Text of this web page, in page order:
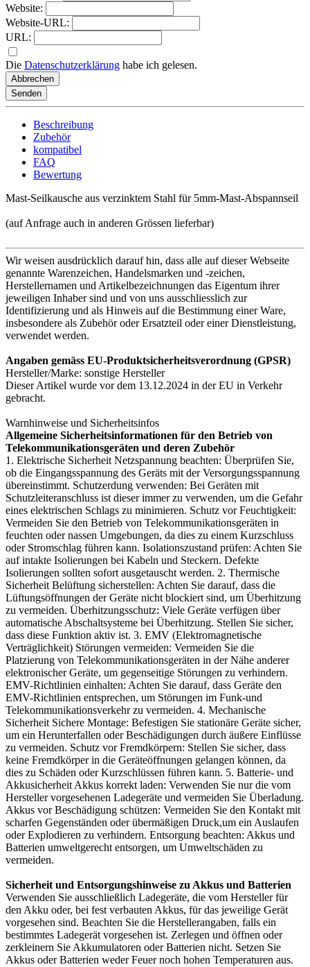
Website:
Website-URL:
URL:
Die Datenschutzerklärung habe ich gelesen.
Abbrechen
Senden
Beschreibung
Zubehör
kompatibel
FAQ
Bewertung
Mast-Seilkausche aus verzinktem Stahl für 5mm-Mast-Abspannseil
(auf Anfrage auch in anderen Grössen lieferbar)
Wir weisen ausdrücklich darauf hin, dass alle auf dieser Webseite
genannte Warenzeichen, Handelsmarken und -zeichen,
Herstellernamen und Artikelbezeichnungen das Eigentum ihrer
jeweiligen Inhaber sind und von uns ausschliesslich zur
Identifizierung und als Hinweis auf die Bestimmung einer Ware,
insbesondere als Zubehör oder Ersatzteil oder einer Dienstleistung,
verwendet werden.
Angaben gemäss EU-Produktsicherheitsverordnung (GPSR)
Hersteller/Marke: sonstige Hersteller
Dieser Artikel wurde vor dem 13.12.2024 in der EU in Verkehr
gebracht.
Warnhinweise und Sicherheitsinfos
Allgemeine Sicherheitsinformationen für den Betrieb von
Telekommunikationsgeräten und deren Zubehör
1. Elektrische Sicherheit Netzspannung beachten: Überprüfen Sie,
ob die Eingangsspannung des Geräts mit der Versorgungsspannung
übereinstimmt. Schutzerdung verwenden: Bei Geräten mit
Schutzleiteranschluss ist dieser immer zu verwenden, um die Gefahr
eines elektrischen Schlags zu minimieren. Schutz vor Feuchtigkeit:
Vermeiden Sie den Betrieb von Telekommunikationsgeräten in
feuchten oder nassen Umgebungen, da dies zu einem Kurzschluss
oder Stromschlag führen kann. Isolationszustand prüfen: Achten Sie
auf intakte Isolierungen bei Kabeln und Steckern. Defekte
Isolierungen sollten sofort ausgetauscht werden. 2. Thermische
Sicherheit Belüftung sicherstellen: Achten Sie darauf, dass die
Lüftungsöffnungen der Geräte nicht blockiert sind, um Überhitzung
zu vermeiden. Überhitzungsschutz: Viele Geräte verfügen über
automatische Abschaltsysteme bei Überhitzung. Stellen Sie sicher,
dass diese Funktion aktiv ist. 3. EMV (Elektromagnetische
Verträglichkeit) Störungen vermeiden: Vermeiden Sie die
Platzierung von Telekommunikationsgeräten in der Nähe anderer
elektronischer Geräte, um gegenseitige Störungen zu verhindern.
EMV-Richtlinien einhalten: Achten Sie darauf, dass Geräte den
EMV-Richtlinien entsprechen, um Störungen im Funk-und
Telekommunikationsverkehr zu vermeiden. 4. Mechanische
Sicherheit Sichere Montage: Befestigen Sie stationäre Geräte sicher,
um ein Herunterfallen oder Beschädigungen durch äußere Einflüsse
zu vermeiden. Schutz vor Fremdkörpern: Stellen Sie sicher, dass
keine Fremdkörper in die Geräteöffnungen gelangen können, da
dies zu Schäden oder Kurzschlüssen führen kann. 5. Batterie- und
Akkusicherheit Akkus korrekt laden: Verwenden Sie nur die vom
Hersteller vorgesehenen Ladegeräte und vermeiden Sie Überladung.
Akkus vor Beschädigung schützen: Vermeiden Sie den Kontakt mit
scharfen Gegenständen oder übermäßigen Druck,um ein Auslaufen
oder Explodieren zu verhindern. Entsorgung beachten: Akkus und
Batterien umweltgerecht entsorgen, um Umweltschäden zu
vermeiden.
Sicherheit und Entsorgungshinweise zu Akkus und Batterien
Verwenden Sie ausschließlich Ladegeräte, die vom Hersteller für
den Akku oder, bei fest verbauten Akkus, für das jeweilige Gerät
vorgesehen sind. Beachten Sie die Herstellerangaben, falls ein
bestimmtes Ladegerät vorgesehen ist. Zerlegen und öffnen oder
zerkleinern Sie Akkumulatoren oder Batterien nicht. Setzen Sie
Akkus oder Batterien weder Feuer noch hohen Temperaturen aus.